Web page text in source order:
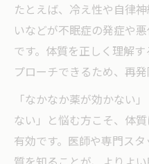
たとえば、冷え性や自律
いなどが不眠症の発症や
です。体質を正しく理解
プローチできるため、再発
「なかなか薬が効かない
ない」と悩む方こそ、体
有効です。医師や専門ス